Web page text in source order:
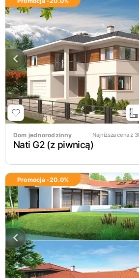
Dom jednorodzinny Najniższa cena z
Nati G2 (z piwnicą)
Promocja -20.0%